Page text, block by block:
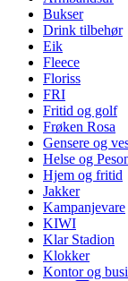
Bukser
Drink tilbehør
Eik
Fleece
Floriss
FRI
Fritid og golf
Frøken Rosa
Gensere og
Helse og
Hjem og fritid
Jakker
Kampanjevare
KIWI
Klar Stadion
Klokker
Kontor og